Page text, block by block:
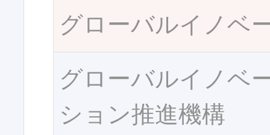
グローバルイノベ
グローバルイノベ
ション推進機構